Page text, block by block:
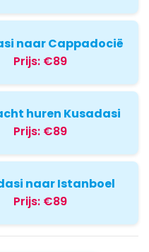
naar Cappadocië
Prijs: €89
huren Kusadasi
Prijs: €89
naar Istanboel
Prijs: €89